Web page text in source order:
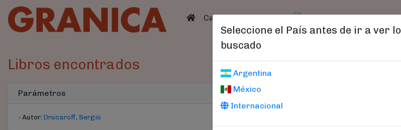
(current)
Catálogo Catálogo
Seleccione el País antes de ir a ver lo
buscado
Argentina
México
Internacional
Libros encontrados
Parámetros
- Autor: Drucaroff, Sergio